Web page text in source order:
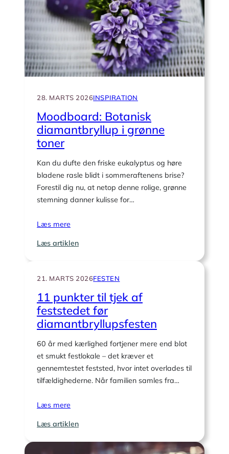
diamantbryllup
i
bryllupstelt
til
noget
helt
særligt
28. MARTS 2026INSPIRATION
Moodboard: Botanisk
diamantbryllup i grønne
toner
Kan du dufte den friske eukalyptus og høre
bladene rasle blidt i sommeraftenens brise?
Forestil dig nu, at netop denne rolige, grønne
stemning danner kulisse for…
Læs mere
Læs artiklen:
diamantbryllup
grønne
toner
21. MARTS 2026FESTEN
11 punkter til tjek af
feststedet før
diamantbryllupsfesten
60 år med kærlighed fortjener mere end blot
et smukt festlokale – det kræver et
gennemtestet feststed, hvor intet overlades til
tilfældighederne. Når familien samles fra…
Læs mere
Læs artiklen: